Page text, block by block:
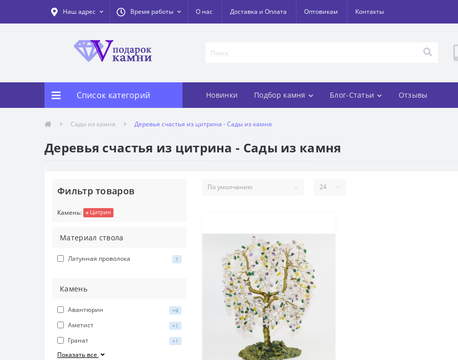
Наш адрес Время работы О нас Доставка и Оплата Оптовикам Контакты
Список категорий Новинки Подбор камня Блог-Статьи Отзывы
Сады из камня Деревья счастья из цитрина - Сады из камня
Деревья счастья из цитрина - Сады из камня
Фильтр товаров
Камень: Цитрин
Материал ствола
Латунная проволока 1
Камень
Авантюрин +9
Аметист +1
Гранат +1
Показать все